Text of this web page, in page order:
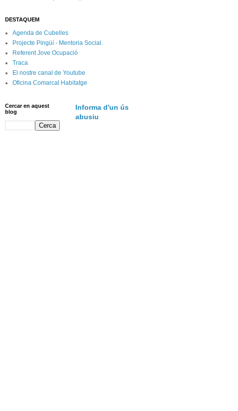
DESTAQUEM
Agenda de Cubelles
Projecte Pingüí - Mentoria Social.
Referent Jove Ocupació
Traca
El nostre canal de Youtube
Oficina Comarcal Habitatge
Cercar en aquest
blog
Informa d'un ús
abusiu